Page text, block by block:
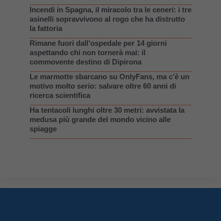
Incendi in Spagna, il miracolo tra le ceneri: i tre
asinelli sopravvivono al rogo che ha distrutto
la fattoria
Rimane fuori dall’ospedale per 14 giorni
aspettando chi non tornerà mai: il
commovente destino di Dipirona
Le marmotte sbarcano su OnlyFans, ma c’è un
motivo molto serio: salvare oltre 60 anni di
ricerca scientifica
Ha tentacoli lunghi oltre 30 metri: avvistata la
medusa più grande del mondo vicino alle
spiagge